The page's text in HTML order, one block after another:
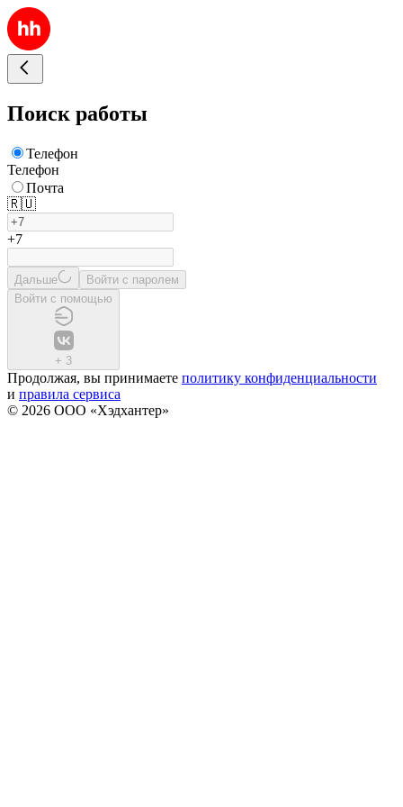
Поиск работы
Телефон
Телефон
Почта
🇷🇺
+7
Дальше
Войти с паролем
Войти с помощью
+ 3
Продолжая, вы принимаете политику конфиденциальности
и правила сервиса
© 2026 ООО «Хэдхантер»